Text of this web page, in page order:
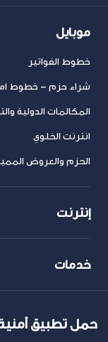
موبايل
خطوط الفواتير
شراء حزم – خطوط
المكالمات الدولية
انترنت الخلوي
الحزم والعروض
إنترنت
خدمات
حمل تطبيق